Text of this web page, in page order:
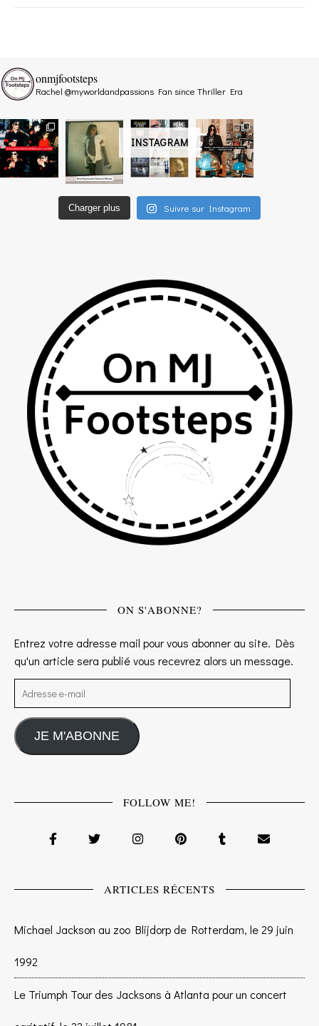
INSTAGRAM
onmjfootsteps
Rachel @myworldandpassions Fan since Thriller Era
Charger plus Suivre sur Instagram
ON S'ABONNE?
Entrez votre adresse mail pour vous abonner au site. Dès
qu'un article sera publié vous recevrez alors un message.
Adresse e-mail
JE M'ABONNE
FOLLOW ME!
ARTICLES RÉCENTS
Michael Jackson au zoo Blijdorp de Rotterdam, le 29 juin
1992
Le Triumph Tour des Jacksons à Atlanta pour un concert